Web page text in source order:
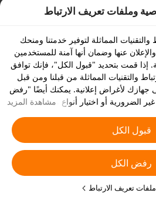
وملفات تعريف الارتباط
المماثلة لتوفير خدمتنا ومنحك
عنها وضمان أنها آمنة للمستخدمين
إذا قمت بتحديد "قبول الكل"، فإنك توافق
والتقنيات المماثلة من قبلنا ومن قبل
جهازك لأغراض إعلانية. يمكنك أيضًا "رفض
الضرورية أو اختيار أنواع ملفات تعريف
أي وقت من إعدادات الخصوصية الخاصة بك.
تعريف الارتباط والتقنيات المشابهة
مشاهدة المزيد
قبول الكل
رفض الكل
تعريف الارتباط